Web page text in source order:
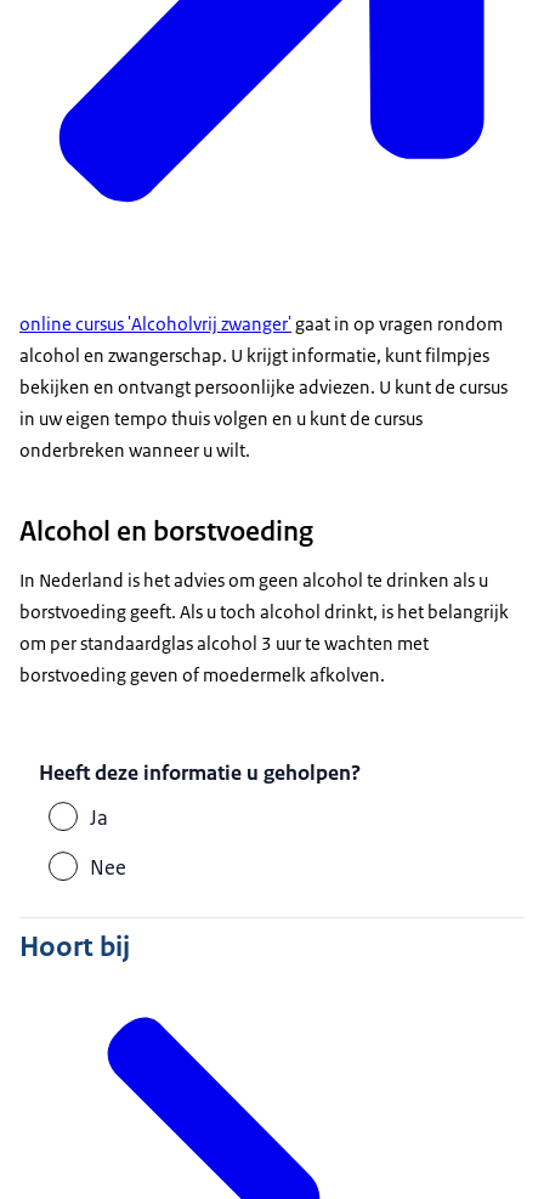
online cursus 'Alcoholvrij zwanger'gaat in op vragen rondom
alcohol en zwangerschap. U krijgt informatie, kunt filmpjes
bekijken en ontvangt persoonlijke adviezen. U kunt de cursus
in uw eigen tempo thuis volgen en u kunt de cursus
onderbreken wanneer u wilt.
Alcohol en borstvoeding
In Nederland is het advies om geen alcohol te drinken als u
borstvoeding geeft. Als u toch alcohol drinkt, is het belangrijk
om per standaardglas alcohol 3 uur te wachten met
borstvoeding geven of moedermelk afkolven.
Heeft deze informatie u geholpen?
Ja
Nee
Hoort bij